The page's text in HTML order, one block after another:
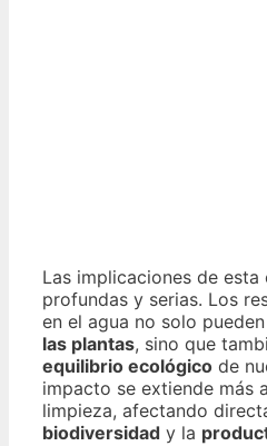
Las implicaciones de
profundas y serias. Los
en el agua no solo
las plantas, sino que
equilibrio ecológico de
impacto se extiende más
limpieza, afectando
biodiversidad y la